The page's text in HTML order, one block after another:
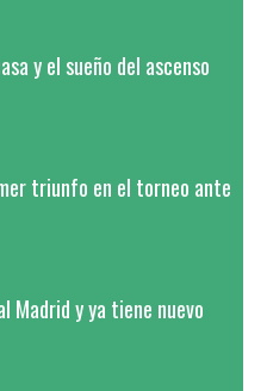
y el sueño del ascenso
triunfo en el torneo ante
Madrid y ya tiene nuevo